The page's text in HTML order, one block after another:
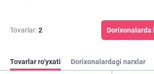
Tovarlar:2 Dorixonalarda
Tovarlar ro‘yxati Dorixonalardagi narxlar